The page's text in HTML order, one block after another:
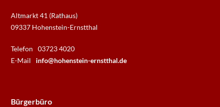
Altmarkt 41 (Rathaus)
09337 Hohenstein-Ernstthal
Telefon
03723 4020
E-Mail
info@hohenstein-ernstthal.de
Bürgerbüro